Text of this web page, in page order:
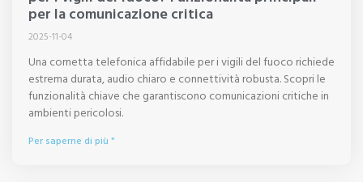
per la comunicazione critica
2025-11-04
Una cornetta telefonica affidabile per i vigili del fuoco richiede
estrema durata, audio chiaro e connettività robusta. Scopri le
funzionalità chiave che garantiscono comunicazioni critiche in
ambienti pericolosi.
Per saperne di più "